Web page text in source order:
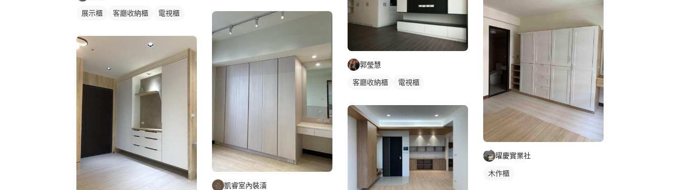
展示櫃 客廳收納櫃 電視櫃
凱睿室內裝潢
郭瑩慧
客廳收納櫃 電視櫃
曜慶實業社
木作櫃